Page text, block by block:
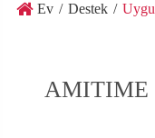
Ev Destek
AMITIME